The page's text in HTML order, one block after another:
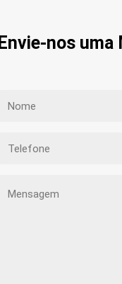
Envie-nos uma